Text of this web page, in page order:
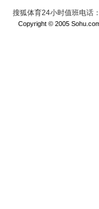
搜狐体育24小时值班电话
Copyright © 2005